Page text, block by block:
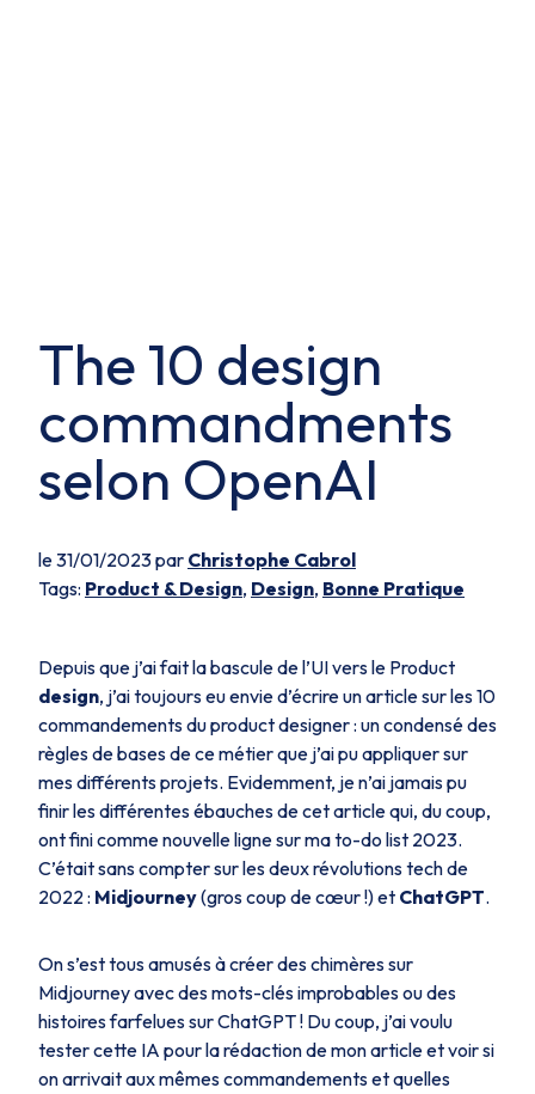
The 10 design
commandments
selon OpenAI
le 31/01/2023 par Christophe Cabrol
Tags: Product & Design, Design, Bonne Pratique
Depuis que j’ai fait la bascule de l’UI vers le Product
design, j’ai toujours eu envie d’écrire un article sur les 10
commandements du product designer : un condensé des
règles de bases de ce métier que j’ai pu appliquer sur
mes différents projets. Evidemment, je n’ai jamais pu
finir les différentes ébauches de cet article qui, du coup,
ont fini comme nouvelle ligne sur ma to-do list 2023.
C’était sans compter sur les deux révolutions tech de
2022 : Midjourney(gros coup de cœur !) et ChatGPT.
On s’est tous amusés à créer des chimères sur
Midjourney avec des mots-clés improbables ou des
histoires farfelues sur ChatGPT ! Du coup, j’ai voulu
tester cette IA pour la rédaction de mon article et voir si
on arrivait aux mêmes commandements et quelles